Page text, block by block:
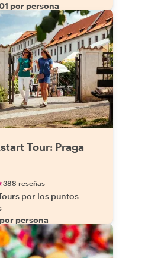
por persona
Tour: Praga
388 reseñas
por los puntos
persona